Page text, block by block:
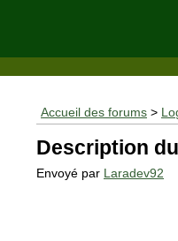
Accueil des forums >
Description
Envoyé par Laradev92